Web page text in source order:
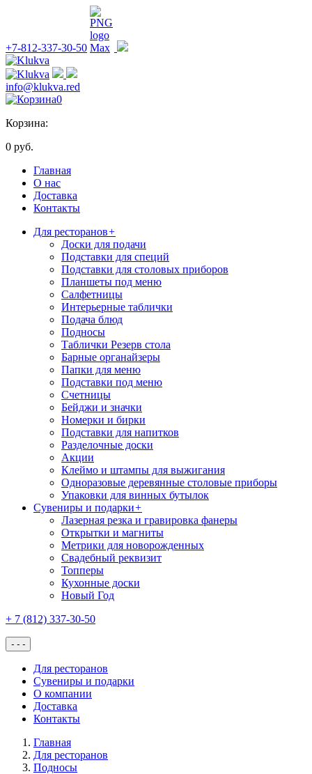
+7-812-337-30-50
info@klukva.red
0
Корзина:
0 руб.
Главная
О нас
Доставка
Контакты
Для ресторанов+
Доски для подачи
Подставки для специй
Подставки для столовых приборов
Планшеты под меню
Салфетницы
Интерьерные таблички
Подача блюд
Подносы
Таблички Резерв стола
Барные органайзеры
Папки для меню
Подставки под меню
Счетницы
Бейджи и значки
Номерки и бирки
Подставки для напитков
Разделочные доски
Акции
Клеймо и штампы для выжигания
Одноразовые деревянные столовые приборы
Упаковки для винных бутылок
Сувениры и подарки+
Лазерная резка и гравировка фанеры
Открытки и магниты
Метрики для новорожденных
Свадебный реквизит
Топперы
Кухонные доски
Новый Год
+ 7 (812) 337-30-50
- - -
Для ресторанов
Сувениры и подарки
О компании
Доставка
Контакты
Главная
Для ресторанов
Подносы